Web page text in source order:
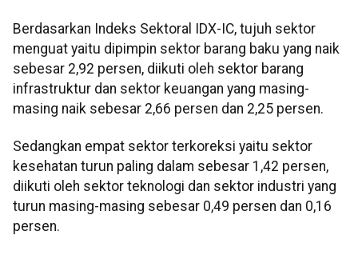
Berdasarkan Indeks Sektoral IDX-IC, tujuh sektor
menguat yaitu dipimpin sektor barang baku yang naik
sebesar 2,92 persen, diikuti oleh sektor barang
infrastruktur dan sektor keuangan yang masing-
masing naik sebesar 2,66 persen dan 2,25 persen.
Sedangkan empat sektor terkoreksi yaitu sektor
kesehatan turun paling dalam sebesar 1,42 persen,
diikuti oleh sektor teknologi dan sektor industri yang
turun masing-masing sebesar 0,49 persen dan 0,16
persen.